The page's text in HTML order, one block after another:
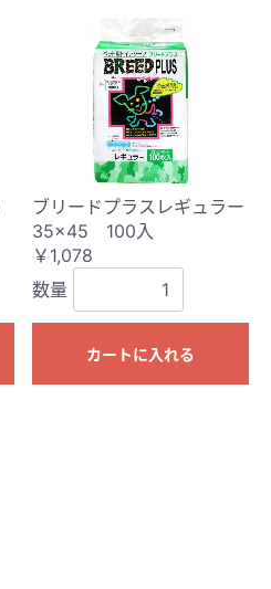
ブリードプラスレギュラー
35×45 100入
￥1,078
数量
カートに入れる